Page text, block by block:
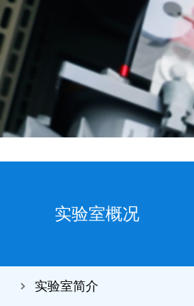
实验室概况
实验室简介